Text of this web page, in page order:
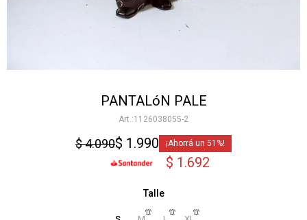
PANTALóN PALE
1126038055-2
$ 1.990
$4.090 51
$ 1.692
Talle